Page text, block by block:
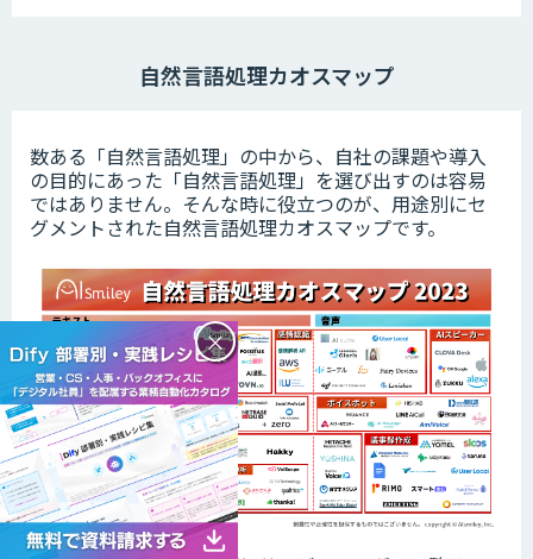
自然言語処理カオスマップ
数ある「自然言語処理」の中から、自社の課題や導入
の目的にあった「自然言語処理」を選び出すのは容易
ではありません。そんな時に役立つのが、用途別にセ
グメントされた自然言語処理カオスマップです。
×